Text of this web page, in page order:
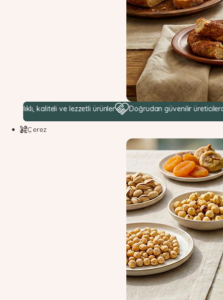
kaliteli ve lezzetli ürünler Doğrudan güvenilir üreticilerden
Çerez